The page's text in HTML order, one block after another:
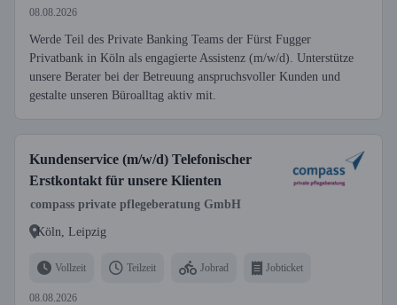
08.08.2026
Werde Teil des Private Banking Teams der Fürst Fugger
Privatbank in Köln als engagierte Assistenz (m/w/d). Unterstütze
unsere Berater bei der Betreuung anspruchsvoller Kunden und
gestalte unseren Büroalltag aktiv mit.
Kundenservice (m/w/d) Telefonischer
Erstkontakt für unsere Klienten
compass private pflegeberatung GmbH
Köln, Leipzig
Vollzeit Teilzeit Jobrad Jobticket
08.08.2026